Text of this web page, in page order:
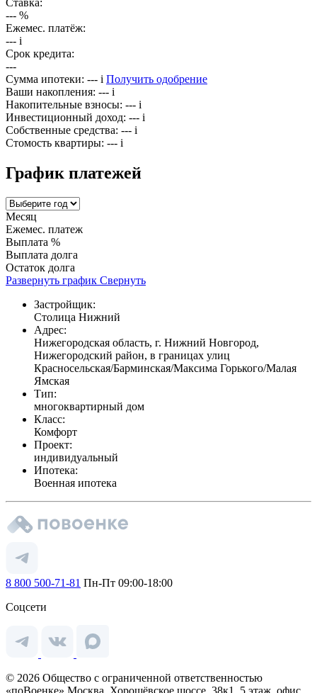
--- %
Ежемес. платёж:
--- i
Срок кредита:
---
Сумма ипотеки: --- i Получить одобрение
Ваши накопления: --- i
Накопительные взносы: --- i
Инвестиционный доход: --- i
Собственные средства: --- i
Стомость квартиры: --- i
График платежей
Месяц
Ежемес. платеж
Выплата %
Выплата долга
Остаток долга
Развернуть график Свернуть
Застройщик:
Столица Нижний
Адрес:
Нижегородская область, г. Нижний Новгород,
Нижегородский район, в границах улиц
Красносельская/Барминская/Максима Горького/Малая
Ямская
Тип:
многоквартирный дом
Класс:
Комфорт
Проект:
индивидуальный
Ипотека:
Военная ипотека
8 800 500-71-81 Пн-Пт 09:00-18:00
Соцсети
© 2026 Общество с ограниченной ответственностью
«поВоенке» Москва, Хорошёвское шоссе, 38к1, 5 этаж, офис